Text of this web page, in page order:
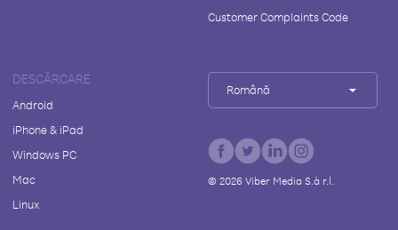
Customer Complaints Code
DESCĂRCARE
Android
iPhone & iPad
Windows PC
Mac
Linux
Română
© 2026Viber Media S.à r.l.